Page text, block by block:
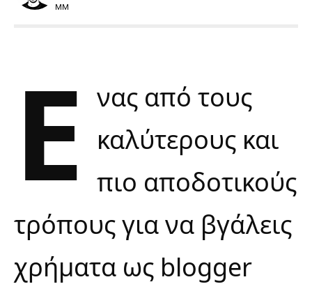
ΜΜ
Έ νας από τους
καλύτερους και
πιο αποδοτικούς
τρόπους για να βγάλεις
χρήματα ως blogger